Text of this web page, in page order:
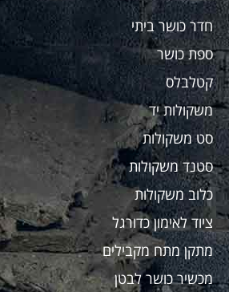
חדר כושר ביתי
ספת כושר
קטלבלס
משקולות יד
סט משקולות
סטנד משקולות
כלוב משקולות
ציוד לאימון כדורגל
מתקן מתח מקבילים
מכשיר כושר לבטן